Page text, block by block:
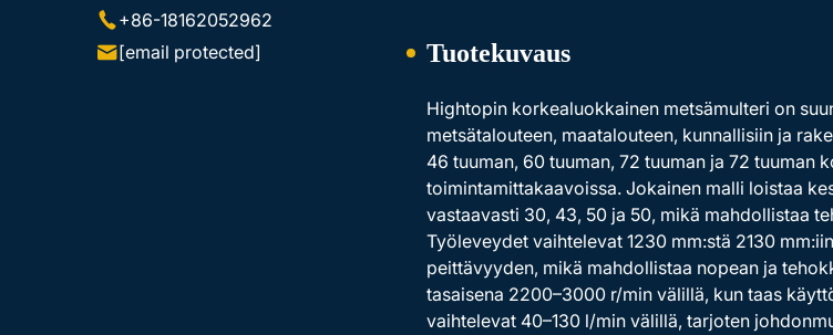
+86-18162052962
[email protected]
Tuotekuvaus
Hightopin korkealuokkainen metsämulteri on
metsätalouteen, maatalouteen, kunnallisiin ja
46 tuuman, 60 tuuman, 72 tuuman ja 72
toimintamittakaavoissa. Jokainen malli loistaa
vastaavasti 30, 43, 50 ja 50, mikä mahdollistaa
Työleveydet vaihtelevat 1230 mm:stä 2130
peittävyyden, mikä mahdollistaa nopean ja
tasaisena 2200–3000 r/min välillä, kun taas
vaihtelevat 40–130 l/min välillä, tarjoten